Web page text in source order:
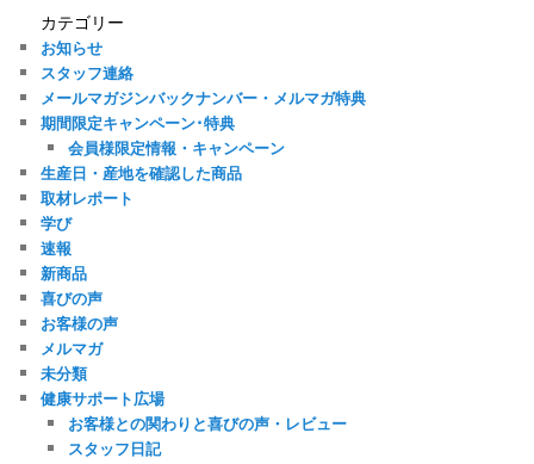
カ
イ
ブ
カテゴリー
お知らせ
スタッフ連絡
メールマガジンバックナンバー・メルマガ特典
期間限定キャンペーン･特典
会員様限定情報・キャンペーン
生産日・産地を確認した商品
取材レポート
学び
速報
新商品
喜びの声
お客様の声
メルマガ
未分類
健康サポート広場
お客様との関わりと喜びの声・レビュー
スタッフ日記